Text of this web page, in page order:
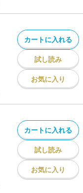
カートに入れる
試し読み
お気に入り
カートに入れる
試し読み
お気に入り